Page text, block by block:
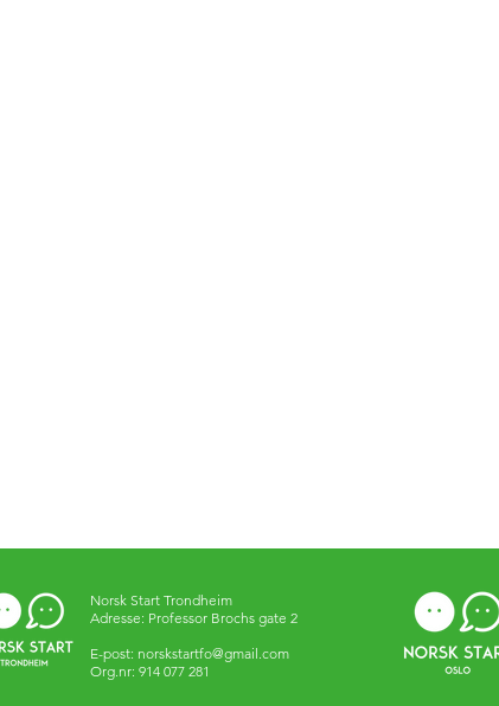
Norsk Start Trondheim
Adresse: Professor Brochs gate 2
E-post: norskstartfo@gmail.com
Org.nr: 914 077 281